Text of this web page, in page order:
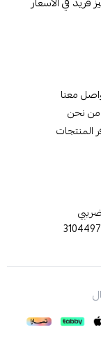
معنا
من نحن
المنتجات